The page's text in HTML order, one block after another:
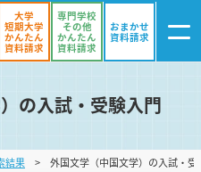
気になる 資料リスト
大学
短期大学
かんたん
資料請求
専門学校
その他
かんたん
資料請求
おまかせ
資料請求
の入試・受験入門
結果 外国文学（中国文学）の入試・受